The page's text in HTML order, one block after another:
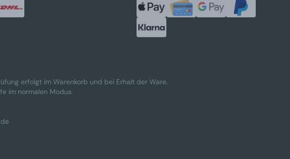
erfolgt im Warenkorb und bei Erhalt der Ware.
im normalen Modus.